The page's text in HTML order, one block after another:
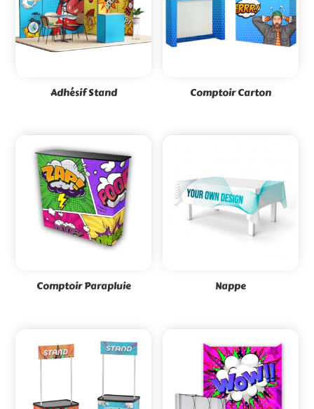
Adhésif Stand Comptoir Carton
Comptoir Parapluie Nappe